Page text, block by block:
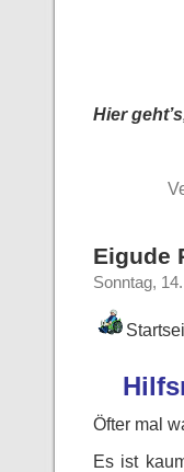
Hier
Eigude
Sonntag,
Öfter mal
Es ist